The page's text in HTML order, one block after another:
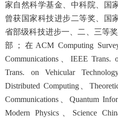
家自然科学基金、中科院、国
曾获国家科技进步二等奖、国
省部级科技进步一、二、三等
部；在ACM Computing
Communications、IEEE Trans.
Trans. on Vehicular
Distributed Computing、
Communications、Quantum
Modern Physics、Science